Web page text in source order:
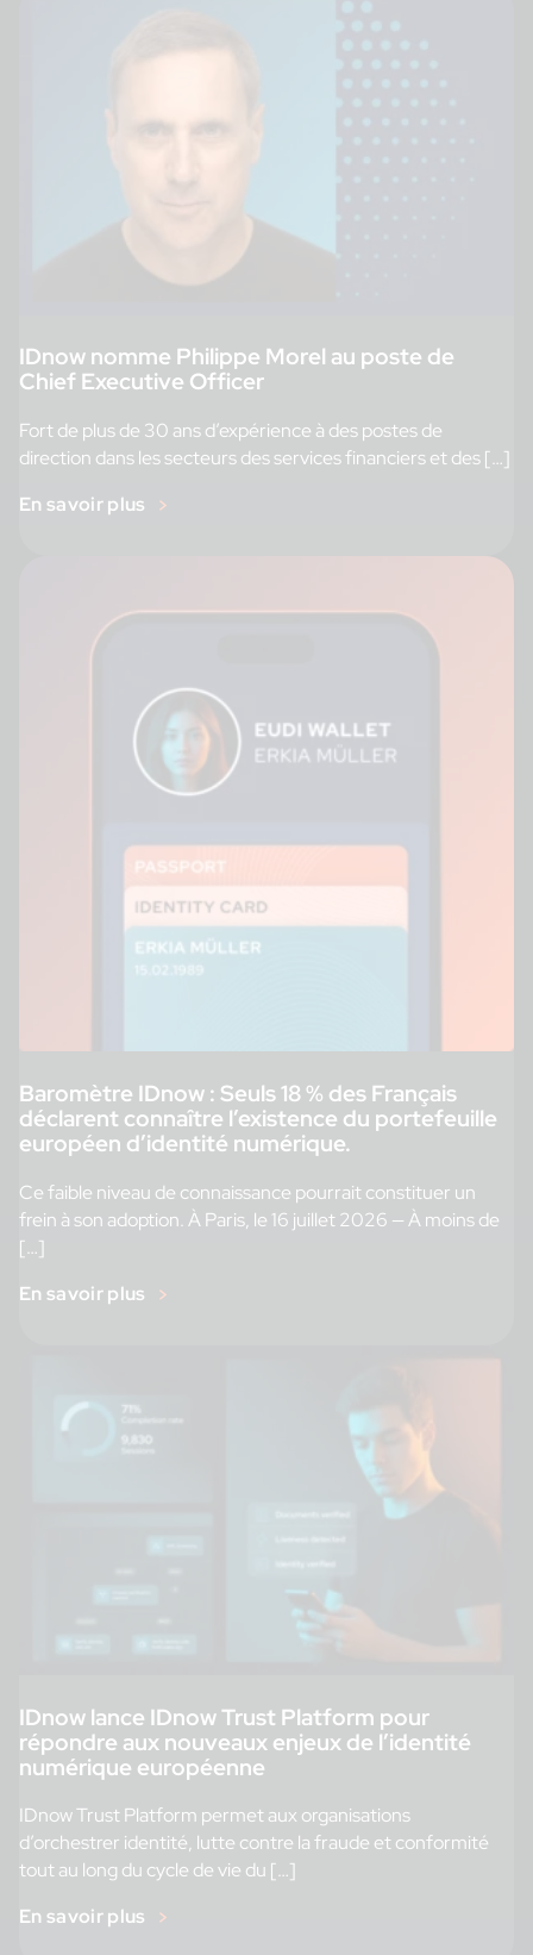
IDnow nomme Philippe Morel au poste de
Chief Executive Officer
Fort de plus de 30 ans d’expérience à des postes de
direction dans les secteurs des services financiers et des […]
En savoir plus
Baromètre IDnow : Seuls 18 % des Français
déclarent connaître l’existence du portefeuille
européen d’identité numérique.
Ce faible niveau de connaissance pourrait constituer un
frein à son adoption. À Paris, le 16 juillet 2026 — À moins de
[…]
En savoir plus
IDnow lance IDnow Trust Platform pour
répondre aux nouveaux enjeux de l’identité
numérique européenne
IDnow Trust Platform permet aux organisations
d’orchestrer identité, lutte contre la fraude et conformité
tout au long du cycle de vie du […]
En savoir plus